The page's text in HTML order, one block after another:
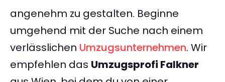
angenehm zu gestalten. Beginne
umgehend mit der Suche nach einem
verlässlichen Umzugsunternehmen. Wir
empfehlen das Umzugsprofi Falkner